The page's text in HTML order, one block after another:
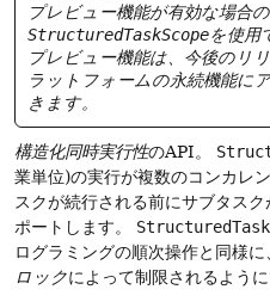
プレビュー機能が有効な場合
StructuredTaskScopeを使用
プレビュー機能は、今後のリ
ラットフォームの永続機能に
きます。
構造化同時実行性のAPI。
業単位)の実行が複数のコンカレ
スクが続行される前にサブタス
ポートします。
ログラミングの順次操作と同様
ロックによって制限されるように